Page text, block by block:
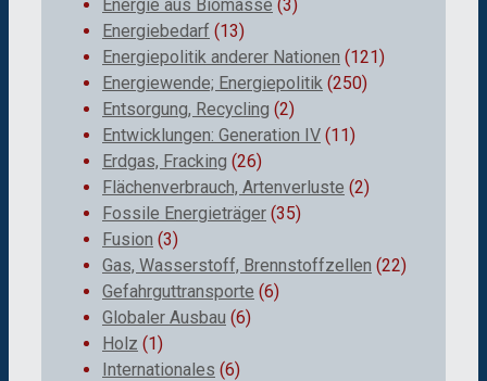
Energie aus Biomasse (3)
Energiebedarf (13)
Energiepolitik anderer Nationen (121)
Energiewende; Energiepolitik (250)
Entsorgung, Recycling (2)
Entwicklungen: Generation IV (11)
Erdgas, Fracking (26)
Flächenverbrauch, Artenverluste (2)
Fossile Energieträger (35)
Fusion (3)
Gas, Wasserstoff, Brennstoffzellen (22)
Gefahrguttransporte (6)
Globaler Ausbau (6)
Holz (1)
Internationales (6)